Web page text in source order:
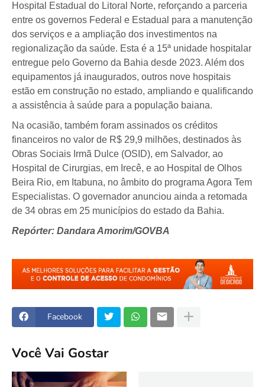
Hospital Estadual do Litoral Norte, reforçando a parceria
entre os governos Federal e Estadual para a manutenção
dos serviços e a ampliação dos investimentos na
regionalização da saúde. Esta é a 15ª unidade hospitalar
entregue pelo Governo da Bahia desde 2023. Além dos
equipamentos já inaugurados, outros nove hospitais
estão em construção no estado, ampliando e qualificando
a assistência à saúde para a população baiana.
Na ocasião, também foram assinados os créditos
financeiros no valor de R$ 29,9 milhões, destinados às
Obras Sociais Irmã Dulce (OSID), em Salvador, ao
Hospital de Cirurgias, em Irecê, e ao Hospital de Olhos
Beira Rio, em Itabuna, no âmbito do programa Agora Tem
Especialistas. O governador anunciou ainda a retomada
de 34 obras em 25 municípios do estado da Bahia.
Repórter: Dandara Amorim/GOVBA
Facebook
Você Vai Gostar